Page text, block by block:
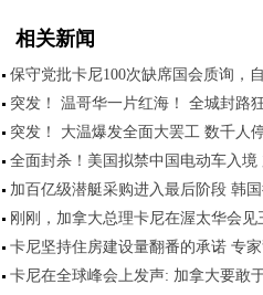
相关新闻
保守党批卡尼100次缺席国会质询，
突发！ 温哥华一片红海！ 全城封路
突发！ 大温爆发全面大罢工 数千人
全面封杀！美国拟禁中国电动车入境
加百亿级潜艇采购进入最后阶段 韩
刚刚，加拿大总理卡尼在渥太华会见
卡尼坚持住房建设量翻番的承诺 专
卡尼在全球峰会上发声: 加拿大要敢